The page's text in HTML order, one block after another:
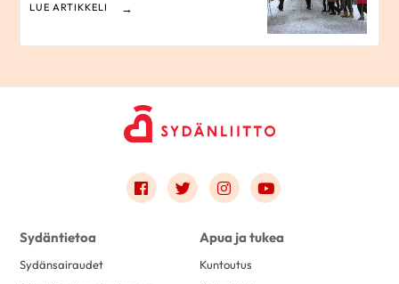
LUE ARTIKKELI
Link to facebook
Link to twitter
Link to instagram
Link to youtube
Sydäntietoa
Sydänsairaudet
Apua ja tukea
Kuntoutus